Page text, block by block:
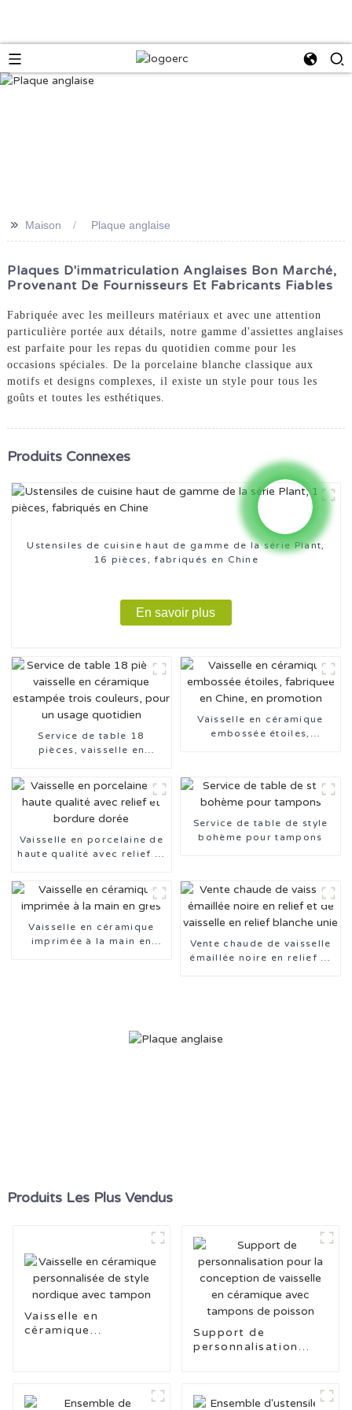
>> Maison Plaque anglaise
Plaques D'immatriculation Anglaises Bon Marché,
Provenant De Fournisseurs Et Fabricants Fiables
Fabriquée avec les meilleurs matériaux et avec une attention
particulière portée aux détails, notre gamme d'assiettes anglaises
est parfaite pour les repas du quotidien comme pour les
occasions spéciales. De la porcelaine blanche classique aux
motifs et designs complexes, il existe un style pour tous les
goûts et toutes les esthétiques.
Produits Connexes
Ustensiles de cuisine haut de gamme de la série Plant,
16 pièces, fabriqués en Chine
En savoir plus
Service de table 18
pièces, vaisselle en
quotidien
Vaisselle en céramique
embossée étoiles,
Vaisselle en porcelaine de
haute qualité avec relief et
Service de table de style
bohème pour tampons
Vaisselle en céramique
imprimée à la main en
Vente chaude de vaisselle
émaillée noire en relief et
Produits Les Plus Vendus
Vaisselle en
céramique
Support de
personnalisation
tampons de poisson